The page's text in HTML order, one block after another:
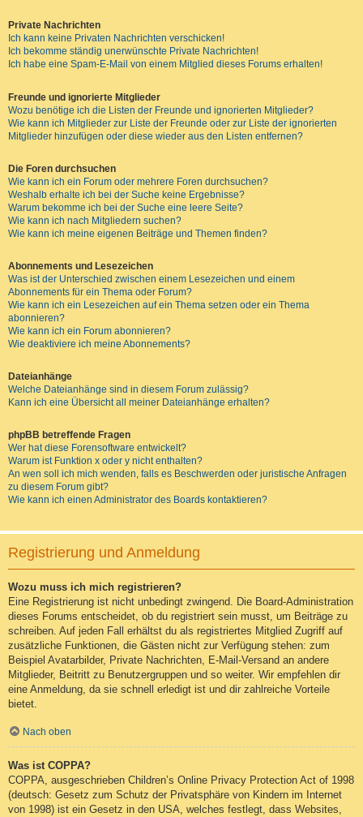
Private Nachrichten
Ich kann keine Privaten Nachrichten verschicken!
Ich bekomme ständig unerwünschte Private Nachrichten!
Ich habe eine Spam-E-Mail von einem Mitglied dieses Forums erhalten!
Freunde und ignorierte Mitglieder
Wozu benötige ich die Listen der Freunde und ignorierten Mitglieder?
Wie kann ich Mitglieder zur Liste der Freunde oder zur Liste der ignorierten
Mitglieder hinzufügen oder diese wieder aus den Listen entfernen?
Die Foren durchsuchen
Wie kann ich ein Forum oder mehrere Foren durchsuchen?
Weshalb erhalte ich bei der Suche keine Ergebnisse?
Warum bekomme ich bei der Suche eine leere Seite?
Wie kann ich nach Mitgliedern suchen?
Wie kann ich meine eigenen Beiträge und Themen finden?
Abonnements und Lesezeichen
Was ist der Unterschied zwischen einem Lesezeichen und einem
Abonnements für ein Thema oder Forum?
Wie kann ich ein Lesezeichen auf ein Thema setzen oder ein Thema
abonnieren?
Wie kann ich ein Forum abonnieren?
Wie deaktiviere ich meine Abonnements?
Dateianhänge
Welche Dateianhänge sind in diesem Forum zulässig?
Kann ich eine Übersicht all meiner Dateianhänge erhalten?
phpBB betreffende Fragen
Wer hat diese Forensoftware entwickelt?
Warum ist Funktion x oder y nicht enthalten?
An wen soll ich mich wenden, falls es Beschwerden oder juristische Anfragen
zu diesem Forum gibt?
Wie kann ich einen Administrator des Boards kontaktieren?
Registrierung und Anmeldung
Wozu muss ich mich registrieren?
Eine Registrierung ist nicht unbedingt zwingend. Die Board-Administration
dieses Forums entscheidet, ob du registriert sein musst, um Beiträge zu
schreiben. Auf jeden Fall erhältst du als registriertes Mitglied Zugriff auf
zusätzliche Funktionen, die Gästen nicht zur Verfügung stehen: zum
Beispiel Avatarbilder, Private Nachrichten, E-Mail-Versand an andere
Mitglieder, Beitritt zu Benutzergruppen und so weiter. Wir empfehlen dir
eine Anmeldung, da sie schnell erledigt ist und dir zahlreiche Vorteile
bietet.
Nach oben
Was ist COPPA?
COPPA, ausgeschrieben Children’s Online Privacy Protection Act of 1998
(deutsch: Gesetz zum Schutz der Privatsphäre von Kindern im Internet
von 1998) ist ein Gesetz in den USA, welches festlegt, dass Websites,